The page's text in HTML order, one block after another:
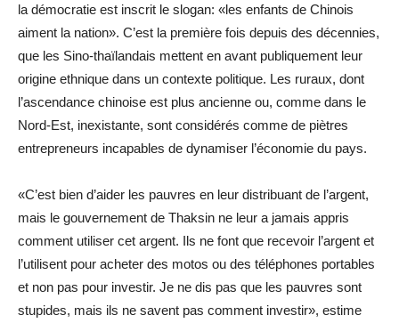
la démocratie est inscrit le slogan: «les enfants de Chinois
aiment la nation». C’est la première fois depuis des décennies,
que les Sino-thaïlandais mettent en avant publiquement leur
origine ethnique dans un contexte politique. Les ruraux, dont
l’ascendance chinoise est plus ancienne ou, comme dans le
Nord-Est, inexistante, sont considérés comme de piètres
entrepreneurs incapables de dynamiser l’économie du pays.
«C’est bien d’aider les pauvres en leur distribuant de l’argent,
mais le gouvernement de Thaksin ne leur a jamais appris
comment utiliser cet argent. Ils ne font que recevoir l’argent et
l’utilisent pour acheter des motos ou des téléphones portables
et non pas pour investir. Je ne dis pas que les pauvres sont
stupides, mais ils ne savent pas comment investir», estime